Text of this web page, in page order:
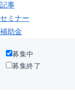
記事
セミナー
補助金
募集中
募集終了